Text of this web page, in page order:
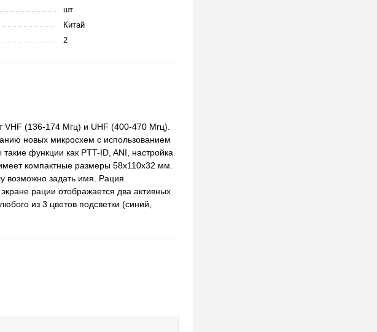
шт
Китай
2
VHF (136-174 Мгц) и UHF (400-470 Мгц).
новых микросхем с использованием
функции как PTT-ID, ANI, настройка
компактные размеры 58x110x32 мм.
возможно задать имя. Рация
рации отображается два активных
из 3 цветов подсветки (синий,